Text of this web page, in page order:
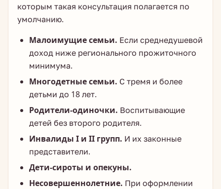
которым такая консультация полагается по
умолчанию.
Малоимущие семьи. Если среднедушевой
доход ниже регионального прожиточного
минимума.
Многодетные семьи. С тремя и более
детьми до 18 лет.
Родители-одиночки. Воспитывающие
детей без второго родителя.
Инвалиды I и II групп. И их законные
представители.
Дети-сироты и опекуны.
Несовершеннолетние. При оформлении